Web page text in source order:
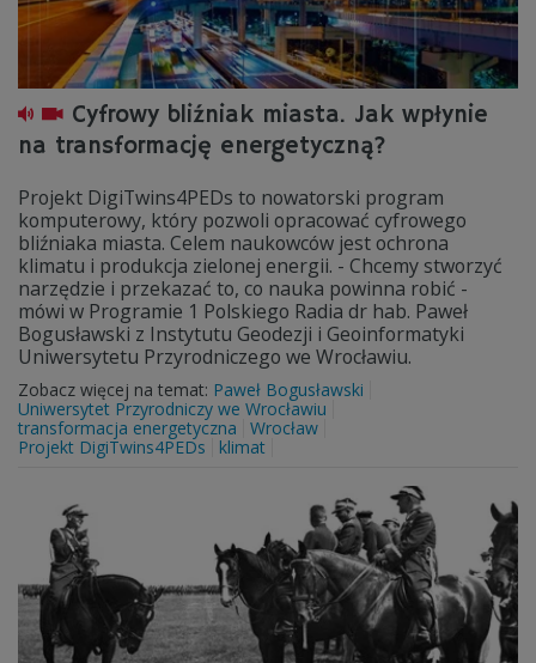
Cyfrowy bliźniak miasta. Jak wpłynie
na transformację energetyczną?
Projekt DigiTwins4PEDs to nowatorski program
komputerowy, który pozwoli opracować cyfrowego
bliźniaka miasta. Celem naukowców jest ochrona
klimatu i produkcja zielonej energii. - Chcemy stworzyć
narzędzie i przekazać to, co nauka powinna robić -
mówi w Programie 1 Polskiego Radia dr hab. Paweł
Bogusławski z Instytutu Geodezji i Geoinformatyki
Uniwersytetu Przyrodniczego we Wrocławiu.
Zobacz więcej na temat: Paweł Bogusławski
Uniwersytet Przyrodniczy we Wrocławiu
transformacja energetyczna
Wrocław
Projekt DigiTwins4PEDs
klimat